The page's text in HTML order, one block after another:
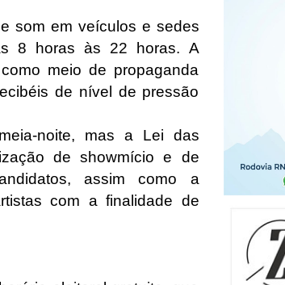
som em veículos e sedes
8 horas às 22 horas. A
meio de propaganda
de nível de pressão
noite, mas a Lei das
de showmício e de
assim como a
com a finalidade de